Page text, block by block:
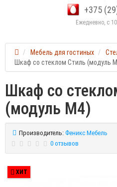
+375
Ежедневно, с
Мебель для гостиных
Шкаф со стеклом Стиль (модуль
Шкаф со
(модуль М4)
Производитель: Феникс Мебель
0 отзывов
ХИТ